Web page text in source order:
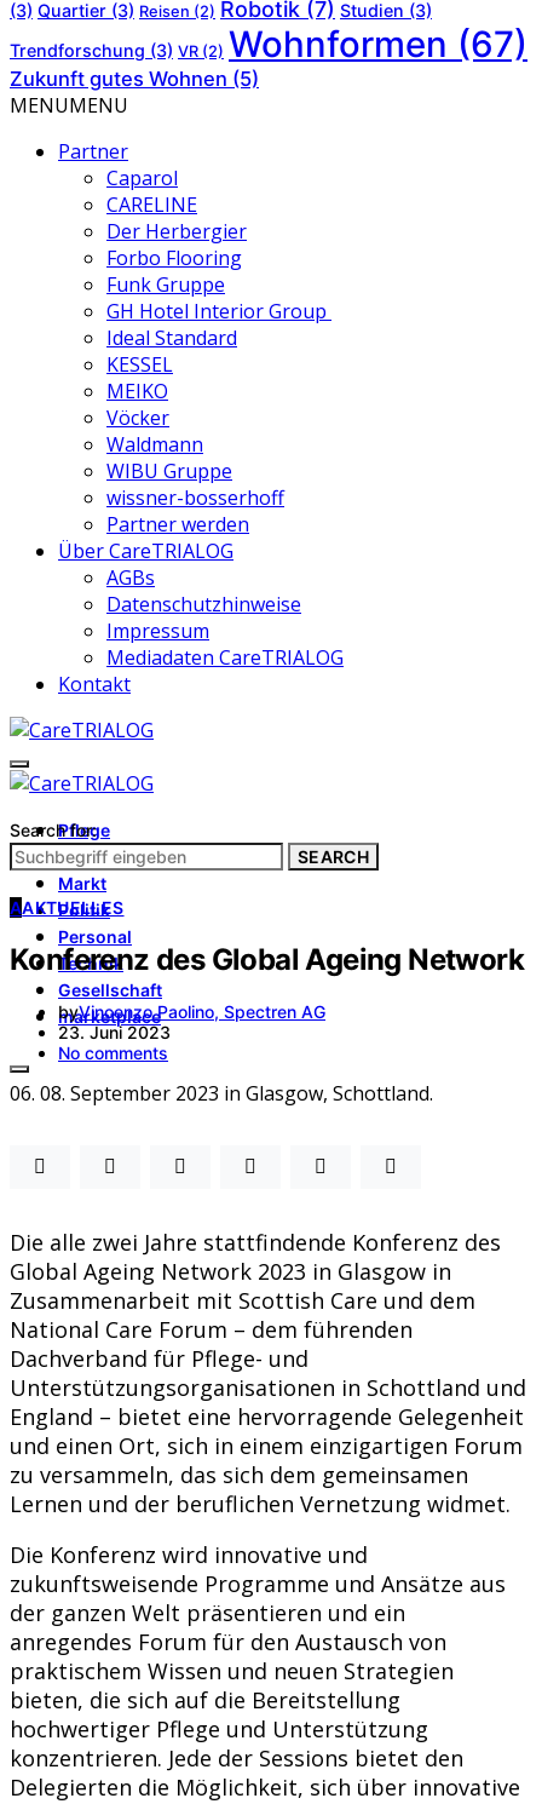
(3) Quartier (3) Reisen (2) Robotik (7) Studien (3)
Trendforschung (3) VR (2) Wohnformen (67)
Zukunft gutes Wohnen (5)
MENUMENU
Partner
Caparol
CARELINE
Der Herbergier
Forbo Flooring
Funk Gruppe
GH Hotel Interior Group
Ideal Standard
KESSEL
MEIKO
Vöcker
Waldmann
WIBU Gruppe
wissner-bosserhoff
Partner werden
Über CareTRIALOG
AGBs
Datenschutzhinweise
Impressum
Mediadaten CareTRIALOG
Kontakt
Pflege
Architektur
Markt
Politik
Personal
Technik
Gesellschaft
marketplace
Search for:
SEARCH
AAKTUELLES
Konferenz des Global Ageing Network
byVincenzo Paolino, Spectren AG
23. Juni 2023
No comments
06. 08. September 2023 in Glasgow, Schottland.
Die alle zwei Jahre stattfindende Konferenz des
Global Ageing Network 2023 in Glasgow in
Zusammenarbeit mit Scottish Care und dem
National Care Forum – dem führenden
Dachverband für Pflege- und
Unterstützungsorganisationen in Schottland und
England – bietet eine hervorragende Gelegenheit
und einen Ort, sich in einem einzigartigen Forum
zu versammeln, das sich dem gemeinsamen
Lernen und der beruflichen Vernetzung widmet.
Die Konferenz wird innovative und
zukunftsweisende Programme und Ansätze aus
der ganzen Welt präsentieren und ein
anregendes Forum für den Austausch von
praktischem Wissen und neuen Strategien
bieten, die sich auf die Bereitstellung
hochwertiger Pflege und Unterstützung
konzentrieren. Jede der Sessions bietet den
Delegierten die Möglichkeit, sich über innovative